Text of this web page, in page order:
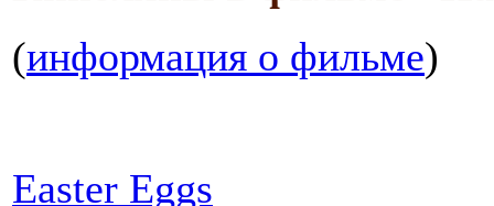
(информация о фильме)
Easter Eggs